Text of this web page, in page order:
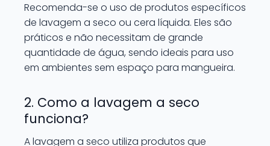
Recomenda-se o uso de produtos específicos
de lavagem a seco ou cera líquida. Eles são
práticos e não necessitam de grande
quantidade de água, sendo ideais para uso
em ambientes sem espaço para mangueira.
2. Como a lavagem a seco
funciona?
A lavagem a seco utiliza produtos que